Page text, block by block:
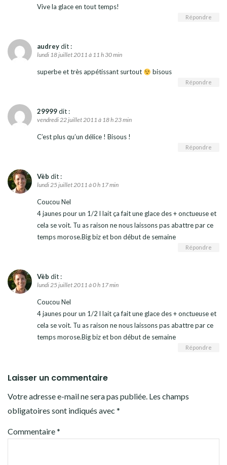
Vive la glace en tout temps!
Répondre
audreydit :
lundi 18 juillet 2011 à 11 h 30 min
superbe et très appétissant surtout bisous
Répondre
29999dit :
vendredi 22 juillet 2011 à 18 h 23 min
C’est plus qu’un délice ! Bisous !
Répondre
Vèb dit :
lundi 25 juillet 2011 à 0 h 17 min
Coucou Nel
4 jaunes pour un 1/2 l lait ça fait une glace des + onctueuse et
cela se voit. Tu as raison ne nous laissons pas abattre par ce
temps morose.Big biz et bon début de semaine
Répondre
Vèb dit :
lundi 25 juillet 2011 à 0 h 17 min
Coucou Nel
4 jaunes pour un 1/2 l lait ça fait une glace des + onctueuse et
cela se voit. Tu as raison ne nous laissons pas abattre par ce
temps morose.Big biz et bon début de semaine
Répondre
Laisser un commentaire
Votre adresse e-mail ne sera pas publiée. Les champs
obligatoires sont indiqués avec *
Commentaire*